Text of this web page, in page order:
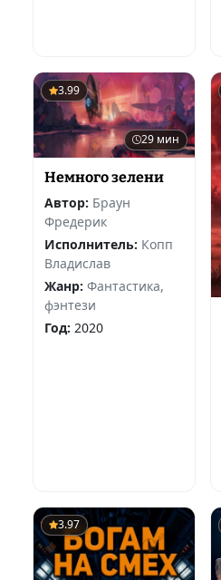
3.99
29 мин
Немного зелени
Автор: Браун
Фредерик
Исполнитель: Копп
Владислав
Жанр: Фантастика,
фэнтези
Год: 2020
3.97